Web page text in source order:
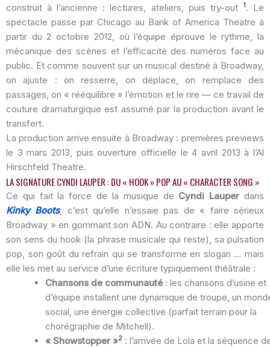
construit à l’ancienne : lectures, ateliers, puis try-out
1. Le
spectacle passe par Chicago au Bank of America Theatre à
partir du 2 octobre 2012, où l’équipe éprouve le rythme, la
mécanique des scènes et l’efficacité des numéros face au
public. Et comme souvent sur un musical destiné à Broadway,
on ajuste : on resserre, on déplace, on remplace des
passages, on « rééquilibre » l’émotion et le rire — ce travail de
couture dramaturgique est assumé par la production avant le
transfert.
La production arrive ensuite à Broadway : premières previews
le 3 mars 2013, puis ouverture officielle le 4 avril 2013 à l’Al
Hirschfeld Theatre.
LA SIGNATURE CYNDI LAUPER : DU « HOOK » POP AU « CHARACTER SONG »
Ce qui fait la force de la musique de Cyndi Lauperdans
Kinky Boots, c’est qu’elle n’essaie pas de « faire sérieux
Broadway » en gommant son ADN. Au contraire : elle apporte
son sens du hook (la phrase musicale qui reste), sa pulsation
pop, son goût du refrain qui se transforme en slogan … mais
elle les met au service d’une écriture typiquement théâtrale :
Chansons de communauté: les chansons d’usine et
d’équipe installent une dynamique de troupe, un
social, une énergie collective (parfait terrain pour la
chorégraphie de Mitchell).
« Showstopper »2 : l’arrivée de Lola et la séquence